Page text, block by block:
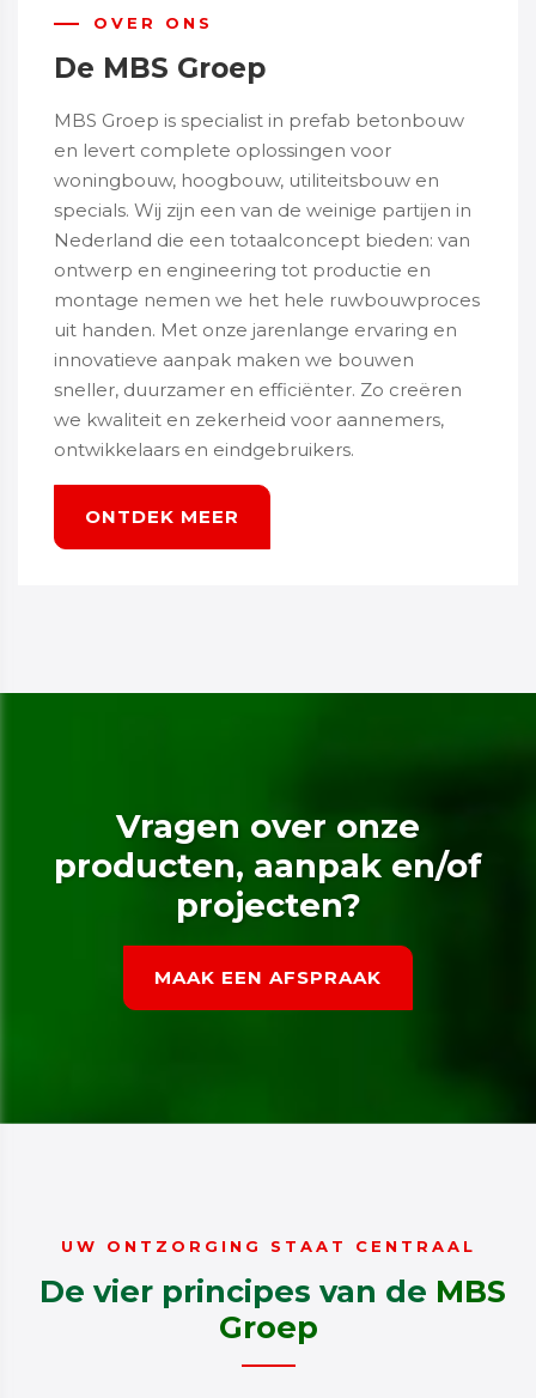
OVER ONS
De MBS Groep
MBS Groep is specialist in prefab betonbouw
en levert complete oplossingen voor
woningbouw, hoogbouw, utiliteitsbouw en
specials. Wij zijn een van de weinige partijen in
Nederland die een totaalconcept bieden: van
ontwerp en engineering tot productie en
montage nemen we het hele ruwbouwproces
uit handen. Met onze jarenlange ervaring en
innovatieve aanpak maken we bouwen
sneller, duurzamer en efficiënter. Zo creëren
we kwaliteit en zekerheid voor aannemers,
ontwikkelaars en eindgebruikers.
ONTDEK MEER
Vragen over onze
producten, aanpak en/of
projecten?
MAAK EEN AFSPRAAK
UW ONTZORGING STAAT CENTRAAL
De vier principes ​​​​​​​van de MBS
Groep